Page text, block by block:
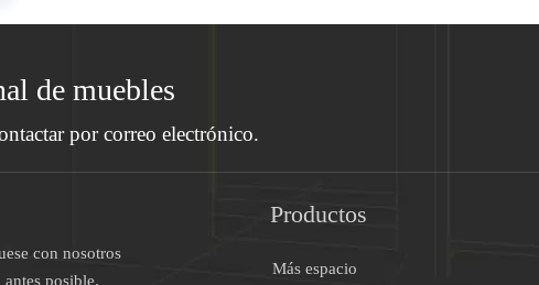
de muebles
por correo electrónico.
con nosotros
posible.
Productos
Más espacio